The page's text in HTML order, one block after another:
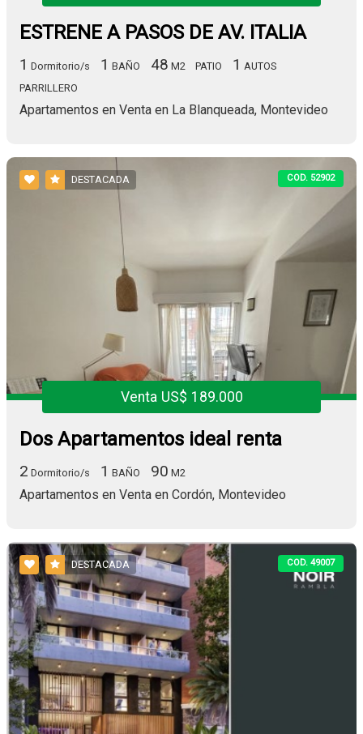
ESTRENE A PASOS DE AV. ITALIA
1 Dormitorio/s 1 BAÑO 48 M2 PATIO 1 AUTOS
PARRILLERO
Apartamentos en Venta en La Blanqueada, Montevideo
DESTACADA COD. 52902
Venta US$ 189.000
Dos Apartamentos ideal renta
2 Dormitorio/s 1 BAÑO 90 M2
Apartamentos en Venta en Cordón, Montevideo
DESTACADA COD. 49007